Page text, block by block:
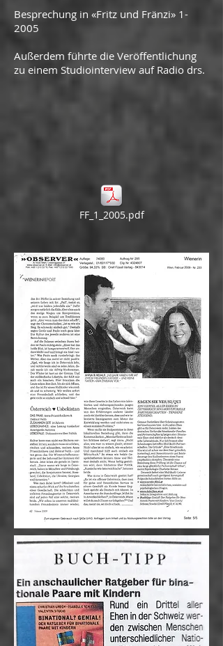
Besprechung in «Fritz und Fränzi» 1-
2005
Außerdem führte die Veröffentlichung
zu einem Studiointerview auf Radio drs.
FF_1_2005.pdf